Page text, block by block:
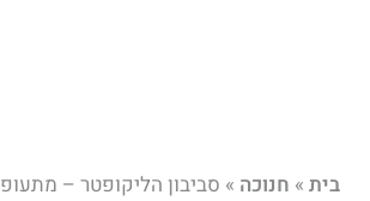
בית » חנוכה » סביבון הליקופטר –